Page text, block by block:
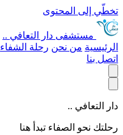
تخطّي إلى المحتوى
مستشفى دار التعافي ..
الرئيسية من نحن رحلة الشفاء
اتصل بنا
دار التعافي ..
رحلتك نحو الصفاء تبدأ هنا